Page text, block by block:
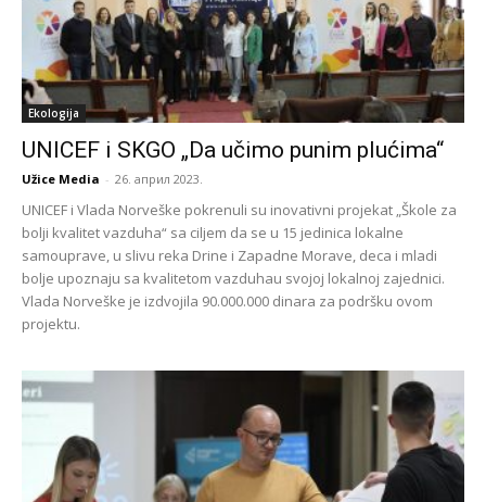
Ekologija
UNICEF i SKGO „Da učimo punim plućima“
Užice Media - 26. април 2023.
UNICEF i Vlada Norveške pokrenuli su inovativni projekat „Škole za
bolji kvalitet vazduha“ sa ciljem da se u 15 jedinica lokalne
samouprave, u slivu reka Drine i Zapadne Morave, deca i mladi
bolje upoznaju sa kvalitetom vazduhau svojoj lokalnoj zajednici.
Vlada Norveške je izdvojila 90.000.000 dinara za podršku ovom
projektu.